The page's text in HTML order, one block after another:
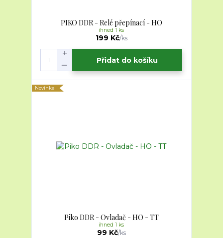
PIKO DDR - Relé přepínací - HO
199 Kč/ks
ihned 1 ks
Přidat do košíku
Novinka
Piko DDR - Ovladač - HO - TT
99 Kč/ks
ihned 1 ks